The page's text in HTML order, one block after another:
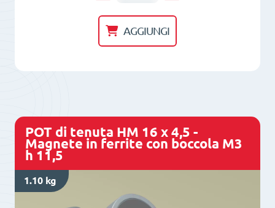
tenuta
HM
-
Magnete
con
AGGIUNGI
POT di tenuta HM 16 x 4,5 -
Magnete in ferrite con boccola M3
h 11,5
1.10 kg